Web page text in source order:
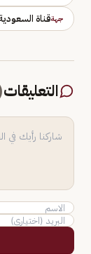
جهةقناة
التعليقات